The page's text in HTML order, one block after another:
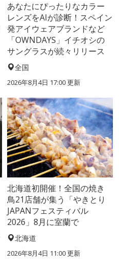
あなたにぴったりなカラー
レンズをAIが診断！スペイン
発アイウェアブランドなど
「OWNDAYS」イチオシの
サングラスが続々リリース
全国
2026年8月4日 17:00更新
北海道初開催！全国の焼き
鳥21店舗が集う「やきとり
JAPANフェスティバル
2026」8月に室蘭で
北海道
2026年8月4日 11:00更新